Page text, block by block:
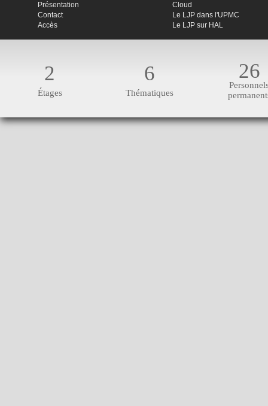
Présentation
Contact
Accès
Cloud
Le LJP dans l'UPMC
Le LJP sur HAL
2
Étages
6
Thématiques
26